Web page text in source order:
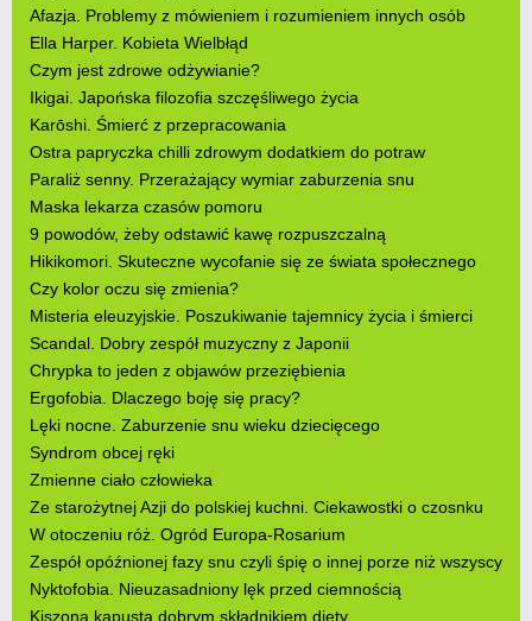
Afazja. Problemy z mówieniem i rozumieniem innych osób
Ella Harper. Kobieta Wielbłąd
Czym jest zdrowe odżywianie?
Ikigai. Japońska filozofia szczęśliwego życia
Karōshi. Śmierć z przepracowania
Ostra papryczka chilli zdrowym dodatkiem do potraw
Paraliż senny. Przerażający wymiar zaburzenia snu
Maska lekarza czasów pomoru
9 powodów, żeby odstawić kawę rozpuszczalną
Hikikomori. Skuteczne wycofanie się ze świata społecznego
Czy kolor oczu się zmienia?
Misteria eleuzyjskie. Poszukiwanie tajemnicy życia i śmierci
Scandal. Dobry zespół muzyczny z Japonii
Chrypka to jeden z objawów przeziębienia
Ergofobia. Dlaczego boję się pracy?
Lęki nocne. Zaburzenie snu wieku dziecięcego
Syndrom obcej ręki
Zmienne ciało człowieka
Ze starożytnej Azji do polskiej kuchni. Ciekawostki o czosnku
W otoczeniu róż. Ogród Europa-Rosarium
Zespół opóźnionej fazy snu czyli śpię o innej porze niż wszyscy
Nyktofobia. Nieuzasadniony lęk przed ciemnością
Kiszona kapusta dobrym składnikiem diety